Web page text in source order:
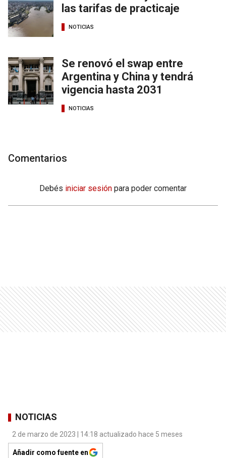
las tarifas de practicaje
NOTICIAS
Se renovó el swap entre
Argentina y China y tendrá
vigencia hasta 2031
NOTICIAS
Comentarios
Debés iniciar sesión para poder comentar
NOTICIAS
2 de marzo de 2023 | 14:18 actualizado hace 5 meses
Añadir como fuente en